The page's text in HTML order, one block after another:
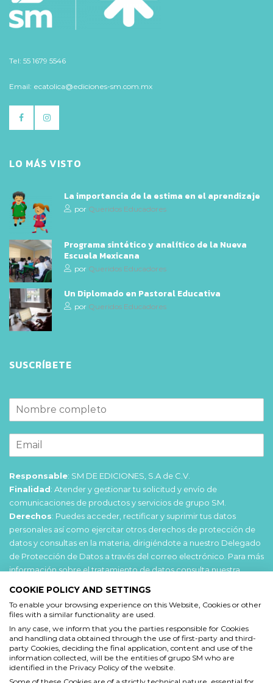
Tel: 55 1679 5546
Email: ecatolica@ediciones-sm.com.mx
LO MÁS VISTO
La importancia de la estima en el aprendizaje
por Queridos Educadores
Programa sintético y analítico de la Nueva
Escuela Mexicana
por Queridos Educadores
Un Diplomado en Pastoral Educativa
por Queridos Educadores
SUSCRÍBETE
Responsable: SM DE EDICIONES, S.A de C.V.
Finalidad: Atender y gestionar tu solicitud y envío de
comunicaciones de productos y servicios de grupo SM.
Derechos: Puedes acceder, rectificar y suprimir tus datos
personales así como ejercitar otros derechos de protección de
datos y consultas en la materia, dirigiéndote a nuestro Delegado
de Protección de Datos a través del correo electrónico. Para más
información sobre el tratamiento de datos consulta nuestra
Acepto
He leído y acepto las Condiciones de usoy la
Política de privacidad
Acepto
COOKIE POLICY AND SETTINGS
To enable your browsing experience on this Website, Cookies or other
files with a similar functionality are used.
In any case, we inform that you the parties responsible for Cookies
and handling data obtained through the use of first-party and third-
party Cookies, deciding the final application, content and use of the
information collected, will be the entities of grupo SM who are
identified in the Privacy Policy of the website.